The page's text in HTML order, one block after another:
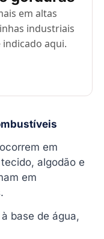
em altas
industriais
indicado aqui.
em
algodão e
em
base de água,